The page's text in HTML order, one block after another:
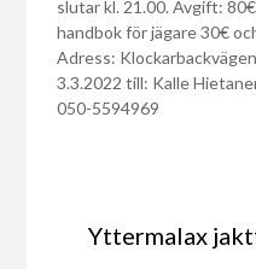
slutar kl. 21.00. Avgift:
handbok för jägare 30€
Adress:
3.3.2022 till: Kalle
050-5594969
Yttermalax